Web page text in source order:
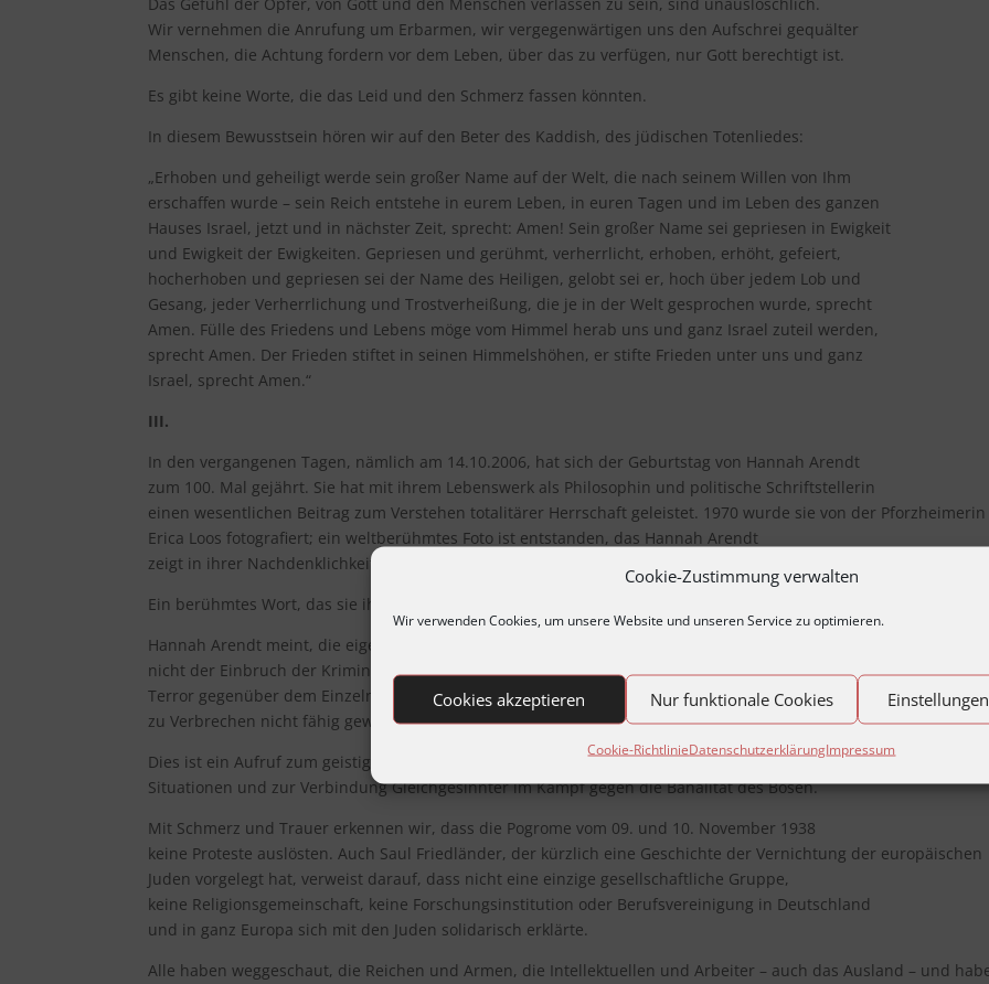
Cookie-Zustimmung verwalten
Wir verwenden Cookies, um unsere Website und unseren Service zu optimieren.
Cookies akzeptieren Nur funktionale Cookies
Cookie-RichtlinieDatenschutzerklärungImpressum
Wir vernehmen die Anrufung um Erbarmen, wir vergegenwärtigen uns den Aufschrei gequälter
Menschen, die Achtung fordern vor dem Leben, über das zu verfügen, nur Gott berechtigt ist.
Es gibt keine Worte, die das Leid und den Schmerz fassen könnten.
In diesem Bewusstsein hören wir auf den Beter des Kaddish, des jüdischen Totenliedes:
„Erhoben und geheiligt werde sein großer Name auf der Welt, die nach seinem Willen von Ihm
erschaffen wurde – sein Reich entstehe in eurem Leben, in euren Tagen und im Leben des ganzen
Hauses Israel, jetzt und in nächster Zeit, sprecht: Amen! Sein großer Name sei gepriesen in Ewigkeit
und Ewigkeit der Ewigkeiten. Gepriesen und gerühmt, verherrlicht, erhoben, erhöht, gefeiert,
hocherhoben und gepriesen sei der Name des Heiligen, gelobt sei er, hoch über jedem Lob und
Gesang, jeder Verherrlichung und Trostverheißung, die je in der Welt gesprochen wurde, sprecht
Amen. Fülle des Friedens und Lebens möge vom Himmel herab uns und ganz Israel zuteil werden,
sprecht Amen. Der Frieden stiftet in seinen Himmelshöhen, er stifte Frieden unter uns und ganz
Israel, sprecht Amen.“
III.
In den vergangenen Tagen, nämlich am 14.10.2006, hat sich der Geburtstag von Hannah Arendt
zum 100. Mal gejährt. Sie hat mit ihrem Lebenswerk als Philosophin und politische Schriftstellerin
einen wesentlichen Beitrag zum Verstehen totalitärer Herrschaft geleistet. 1970 wurde sie von der Pforzheimerin
Erica Loos fotografiert; ein weltberühmtes Foto ist entstanden, das Hannah Arendt
zeigt in ihrer Nachdenklichkeit, in ihrer Skepsis und auch in ihrer Verlorenheit.
Ein berühmtes Wort, das sie ihr Leben lang begleitet hat, lautete: „Ich will verstehen!“
Hannah Arendt meint, die eigentliche Ursache für die moralische Katastrophe während des Nationalsozialismus
nicht der Einbruch der Kriminalität in den öffentlichen Raum oder der
Terror gegenüber dem Einzelnen gewesen, sondern die freiwillige Gleichschaltung derer, die sonst
zu Verbrechen nicht fähig gewesen seien.
Dies ist ein Aufruf zum geistigen Widerstand, zum Handeln vor dem Gewissen als zentraler Instanz in extremen
Situationen und zur Verbindung Gleichgesinnter im Kampf gegen die Banalität des Bösen.
Mit Schmerz und Trauer erkennen wir, dass die Pogrome vom 09. und 10. November 1938
keine Proteste auslösten. Auch Saul Friedländer, der kürzlich eine Geschichte der Vernichtung der europäischen
Juden vorgelegt hat, verweist darauf, dass nicht eine einzige gesellschaftliche Gruppe,
keine Religionsgemeinschaft, keine Forschungsinstitution oder Berufsvereinigung in Deutschland
und in ganz Europa sich mit den Juden solidarisch erklärte.
Alle haben weggeschaut, die Reichen und Armen, die Intellektuellen und Arbeiter – auch das Ausland – und